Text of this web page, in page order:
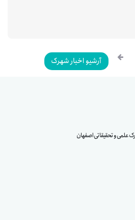
آرشیو اخبار شهرک
و تحقیقاتی اصفهان